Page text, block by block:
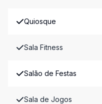
Quiosque
Sala Fitness
Salão de Festas
Sala de Jogos